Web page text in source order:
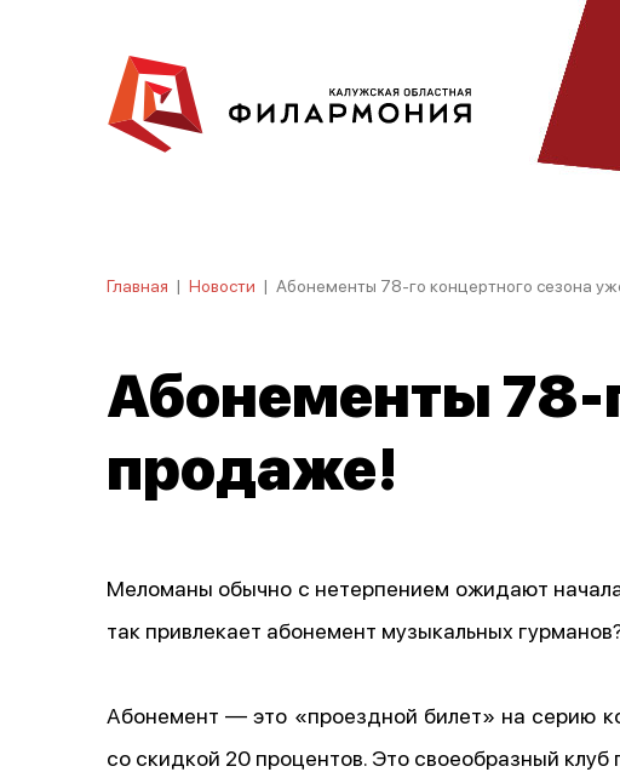
Главная | Новости | Абонементы 78-го концертного сезона
Абонементы 78-
продаже!
Меломаны обычно с нетерпением ожидают
так привлекает абонемент музыкальных
Абонемент — это «проездной билет» на серию
со скидкой 20 процентов. Это своеобразный